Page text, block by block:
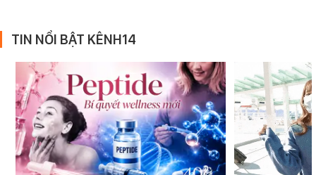
TIN NỔI BẬT KÊNH14